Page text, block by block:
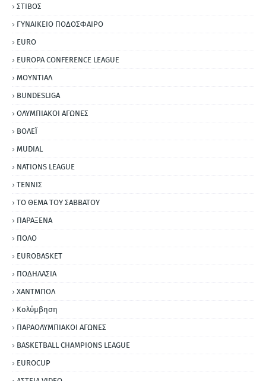
ΣΤΙΒΟΣ
ΓΥΝΑΙΚΕΙΟ ΠΟΔΟΣΦΑΙΡΟ
EURO
EUROPA CONFERENCE LEAGUE
ΜΟΥΝΤΙΑΛ
BUNDESLIGA
ΟΛΥΜΠΙΑΚΟΙ ΑΓΩΝΕΣ
ΒΟΛΕΪ
MUDIAL
NATIONS LEAGUE
ΤΕΝΝΙΣ
ΤΟ ΘΕΜΑ ΤΟΥ ΣΑΒΒΑΤΟΥ
ΠΑΡΑΞΕΝΑ
ΠΟΛΟ
EUROBASKET
ΠΟΔΗΛΑΣΙΑ
ΧΑΝΤΜΠΟΛ
Κολύμβηση
ΠΑΡΑΟΛΥΜΠΙΑΚΟΙ ΑΓΩΝΕΣ
BASKETBALL CHAMPIONS LEAGUE
EUROCUP